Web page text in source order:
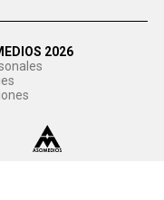
2026